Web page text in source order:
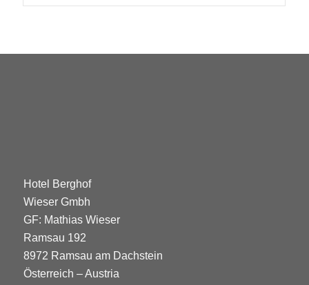
Hotel Berghof
Wieser Gmbh
GF: Mathias Wieser
Ramsau 192
8972 Ramsau am Dachstein
Österreich – Austria